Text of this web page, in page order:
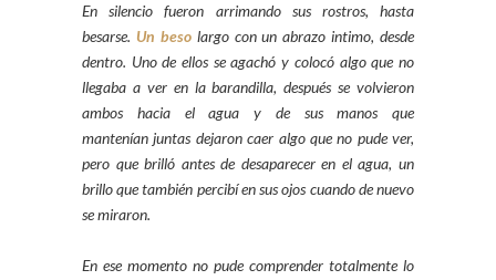
En silencio fueron arrimando sus rostros, hasta
besarse. Un besolargo con un abrazo intimo, desde
dentro. Uno de ellos se agachó y colocó algo que no
llegaba a ver en la barandilla, después se volvieron
ambos hacia el agua y de sus manos que
mantenían juntas dejaron caer algo que no pude ver,
pero que brilló antes de desaparecer en el agua, un
brillo que también percibí en sus ojos cuando de nuevo
se miraron.
En ese momento no pude comprender totalmente lo